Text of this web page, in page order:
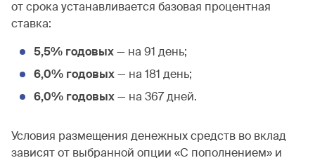
от срока устанавливается базовая процентная
ставка:
5,5% годовых— на 91 день;
6,0% годовых— на 181 день;
6,0% годовых— на 367 дней.
Условия размещения денежных средств во вклад
зависят от выбранной опции «С пополнением» и